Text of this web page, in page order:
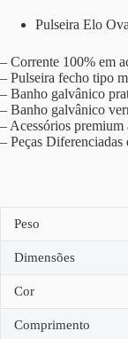
Pulseira Elo
– Corrente 100% em
– Pulseira fecho tipo
– Banho galvânico
– Banho galvânico
– Acessórios premium
– Peças Diferenciadas
Peso
Dimensões
Cor
Comprimento